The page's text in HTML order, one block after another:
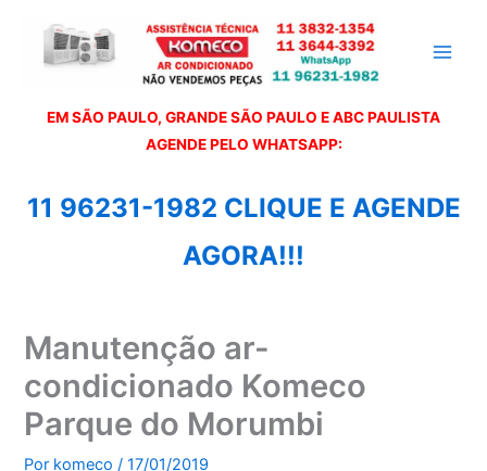
EM SÃO PAULO, GRANDE SÃO PAULO E ABC PAULISTA
AGENDE PELO WHATSAPP:
11 96231-1982 CLIQUE E AGENDE
AGORA!!!
Manutenção ar-
condicionado Komeco
Parque do Morumbi
Por komeco/17/01/2019